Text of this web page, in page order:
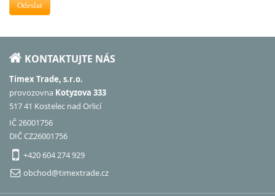
Odeslat
KONTAKTUJTE NÁS
Timex Trade, s.r.o.
provozovna Kotyzova 333
517 41 Kostelec nad Orlicí
IČ 26001756
DIČ CZ26001756
+420 604 274 929
obchod@timextrade.cz